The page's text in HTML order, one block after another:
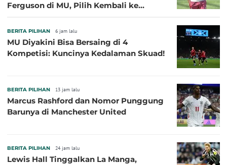
Ferguson di MU, Pilih Kembali ke
BERITA PILIHAN 6 jam lalu
MU Diyakini Bisa Bersaing di 4
Kompetisi: Kuncinya Kedalaman Skuad!
BERITA PILIHAN 13 jam lalu
Marcus Rashford dan Nomor Punggung
Barunya di Manchester United
BERITA PILIHAN 24 jam lalu
Lewis Hall Tinggalkan La Manga,